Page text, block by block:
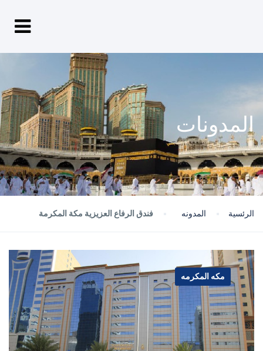
المدونات
الرئسية المدونه فندق الرفاع العزيزية مكة المكرمة
مكه المكرمه